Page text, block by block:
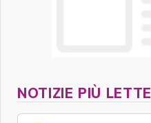
NOTIZIE PIÙ LETTE